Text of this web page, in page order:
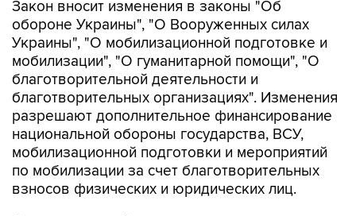
Украины", "О мобилизационной подготовке и
мобилизации", "О гуманитарной помощи", "О
благотворительной деятельности и
благотворительных организациях". Изменения
разрешают дополнительное финансирование
национальной обороны государства, ВСУ,
мобилизационной подготовки и мероприятий
по мобилизации за счет благотворительных
взносов физических и юридических лиц.
В пояснительной записке к закону отмечается,